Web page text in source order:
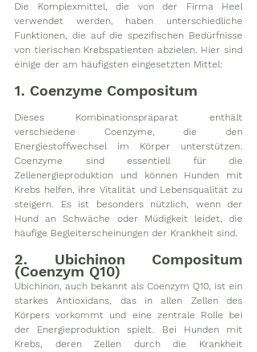
Die Komplexmittel, die von der Firma Heel
verwendet werden, haben unterschiedliche
Funktionen, die auf die spezifischen Bedürfnisse
von tierischen Krebspatienten abzielen. Hier sind
einige der am häufigsten eingesetzten Mittel:
1. Coenzyme Compositum
Dieses Kombinationspräparat enthält
verschiedene Coenzyme, die den
Energiestoffwechsel im Körper unterstützen.
Coenzyme sind essentiell für die
Zellenergieproduktion und können Hunden mit
Krebs helfen, ihre Vitalität und Lebensqualität zu
steigern. Es ist besonders nützlich, wenn der
Hund an Schwäche oder Müdigkeit leidet, die
häufige Begleiterscheinungen der Krankheit sind.
2. Ubichinon Compositum
(Coenzym Q10)
Ubichinon, auch bekannt als Coenzym Q10, ist ein
starkes Antioxidans, das in allen Zellen des
Körpers vorkommt und eine zentrale Rolle bei
der Energieproduktion spielt. Bei Hunden mit
Krebs, deren Zellen durch die Krankheit